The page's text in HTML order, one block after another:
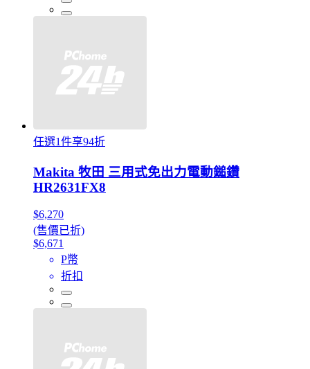
任選1件享94折
Makita 牧田 三用式免出力電動鎚鑽
HR2631FX8
$6,270
(售價已折)
$6,671
P幣
折扣